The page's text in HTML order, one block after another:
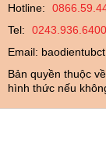
Hotline:
Tel:
0243.936.6400
Email:
Bản quyền thuộc
hình thức nếu